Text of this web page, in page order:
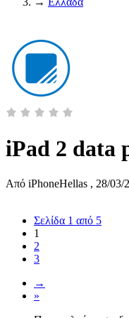
iPad 2 data
Από iPhoneHellas , 28/03/
Σελίδα 1 από 5
1
2
3
→
»